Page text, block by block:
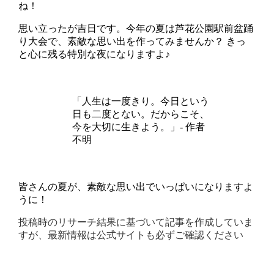
ね！
思い立ったが吉日です。今年の夏は芦花公園駅前盆踊
り大会で、素敵な思い出を作ってみませんか？ きっ
と心に残る特別な夜になりますよ♪
「人生は一度きり。今日という
日も二度とない。だからこそ、
今を大切に生きよう。」- 作者
不明
皆さんの夏が、素敵な思い出でいっぱいになりますよ
うに！
投稿時のリサーチ結果に基づいて記事を作成していま
すが、最新情報は公式サイトも必ずご確認ください